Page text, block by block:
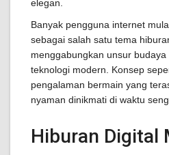
elegan.
Banyak pengguna internet
sebagai salah satu tema
menggabungkan unsur
teknologi modern. Konsep
pengalaman bermain yang
nyaman dinikmati di waktu
Hiburan Digital